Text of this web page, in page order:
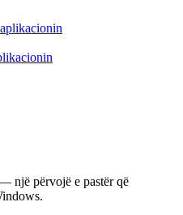
një përvojë e pastër që